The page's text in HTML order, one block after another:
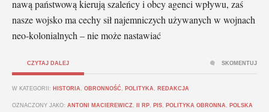
nawą państwową kierują szaleńcy i obcy agenci wpływu, zaś
nasze wojsko ma cechy sił najemniczych używanych w wojnach
neo-kolonialnych – nie może nastawiać
CZYTAJ DALEJ
W KATEGORII: HISTORIA OBRONNOŚĆ POLITYKA REDAKCJA
OZNACZONY JAKO: ANTONI MACIEREWICZ II RP PIS POLITYKA OBRONNA
POLSKA
SKOMENTUJ